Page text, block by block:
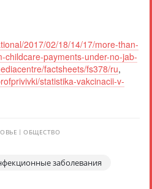
2017/02/18/14/17/more-than-
childcare-payments-under-no-jab-
factsheets/fs378/ru,
statistika-vakcinacii-v-
ОБЩЕСТВО
заболевания